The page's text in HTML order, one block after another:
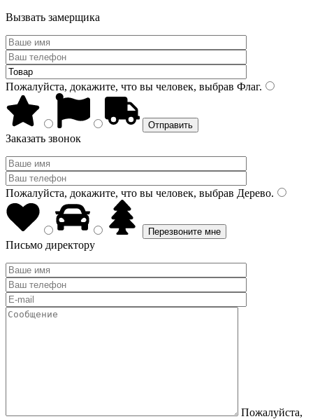
Вызвать замерщика
Пожалуйста, докажите, что вы человек, выбрав Флаг.
Заказать звонок
Пожалуйста, докажите, что вы человек, выбрав Дерево.
Письмо директору
Пожалуйста,